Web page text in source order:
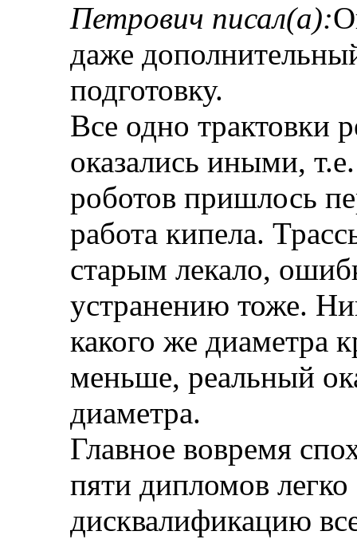
Петрович писал(а):
даже
подготовку.
Все одно трактовки
оказались иными,
роботов пришлось
работа кипела.
старым лекало,
устранению тоже.
какого же диаметра
меньше, реальный
диаметра.
Главное вовремя
пяти дипломов легко
дисквалификацию